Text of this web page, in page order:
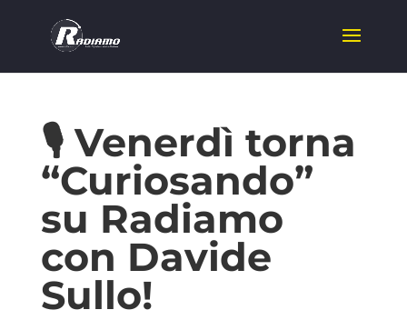
🎙️ Venerdì torna
“Curiosando”
su Radiamo
con Davide
Sullo!